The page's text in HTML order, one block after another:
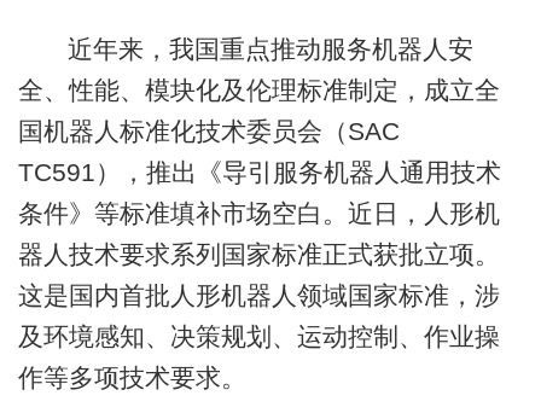
近年来，我国重点推动服务机器人安
全、性能、模块化及伦理标准制定，成立全
国机器人标准化技术委员会（SAC
TC591），推出《导引服务机器人通用技术
条件》等标准填补市场空白。近日，人形机
器人技术要求系列国家标准正式获批立项。
这是国内首批人形机器人领域国家标准，涉
及环境感知、决策规划、运动控制、作业操
作等多项技术要求。